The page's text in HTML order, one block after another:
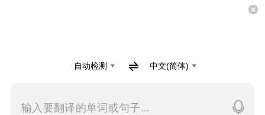
自动检测 中文(简体)
输入要翻译的单词或句子...